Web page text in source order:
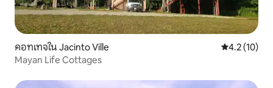
คอทเทจใน Jacinto Ville คะแนนเฉลี่ย
4.2 (10)
Mayan Life Cottages